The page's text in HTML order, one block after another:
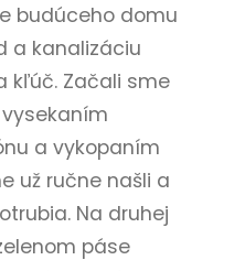
budúceho domu
a kanalizáciu
kľúč. Začali sme
a vykopaním
už ručne našli a
Na druhej
páse